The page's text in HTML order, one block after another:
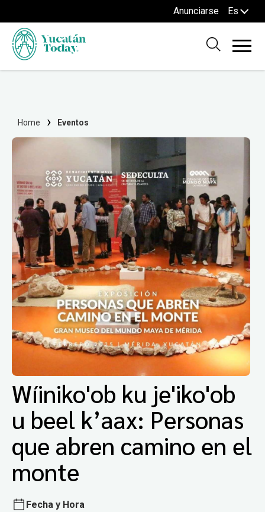
Anunciarse Es
Home Eventos
Wíiniko'ob ku je'iko'ob
u beel k’aax: Personas
que abren camino en el
monte
Fecha y Hora